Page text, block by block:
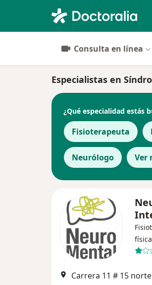
Consulta en línea
Especialistas en
¿Qué especialidad estás
Fisioterapeuta
Neurólogo Ver